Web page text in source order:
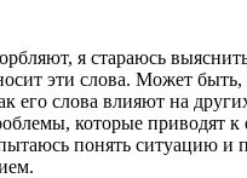
я стараюсь
эти слова. Может быть,
его слова влияют на
которые приводят к
понять ситуацию и